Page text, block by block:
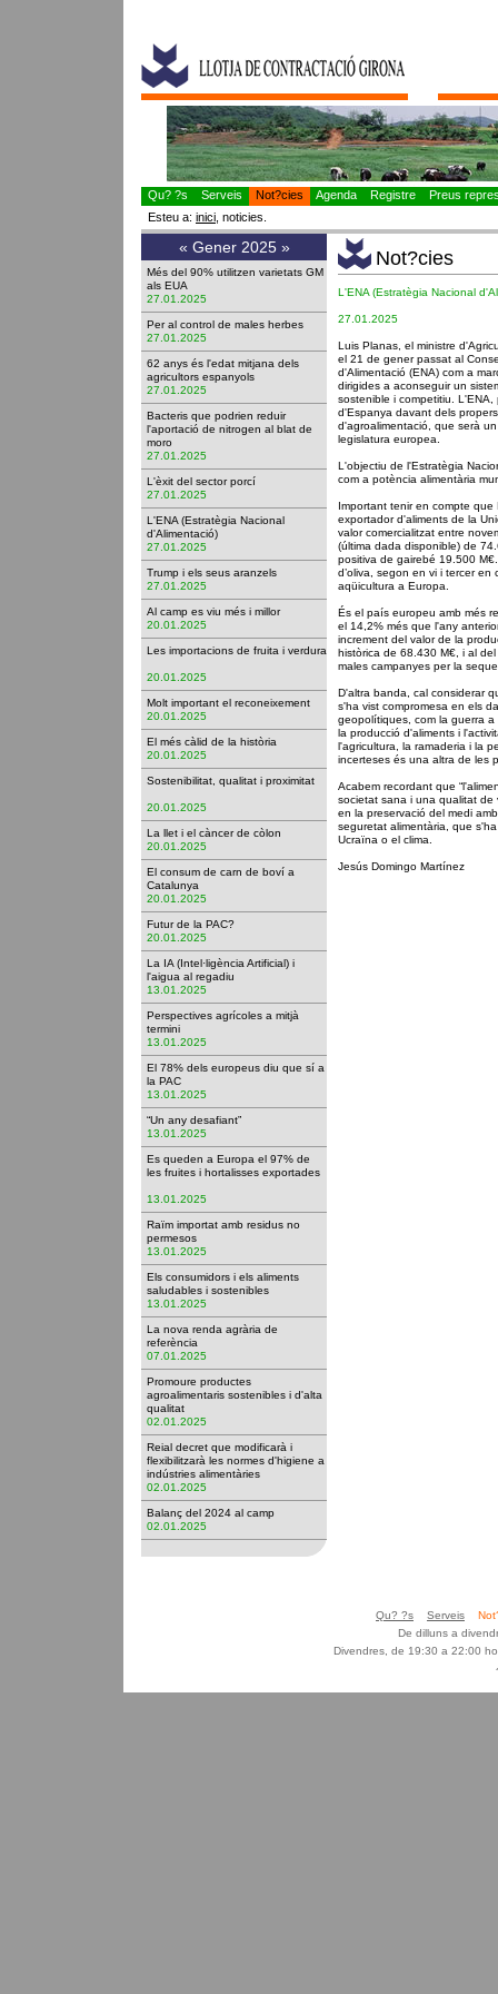
Qu? ?s Serveis Not?cies Agenda Registre
Preus
Esteu a: inici , noticies.
« Gener 2025 »
Més del 90% utilitzen varietats GM
als EUA
27.01.2025
Per al control de males herbes
27.01.2025
62 anys és l'edat mitjana dels
agricultors espanyols
27.01.2025
Bacteris que podrien reduir
l'aportació de nitrogen al blat de
moro
27.01.2025
L'èxit del sector porcí
27.01.2025
L'ENA (Estratègia Nacional
d'Alimentació)
27.01.2025
Trump i els seus aranzels
27.01.2025
Al camp es viu més i millor
20.01.2025
Les importacions de fruita i verdura
20.01.2025
Molt important el reconeixement
20.01.2025
El més càlid de la història
20.01.2025
Sostenibilitat, qualitat i proximitat
20.01.2025
La llet i el càncer de còlon
20.01.2025
El consum de carn de boví a
Catalunya
20.01.2025
Futur de la PAC?
20.01.2025
La IA (Intel·ligència Artificial) i
l'aigua al regadiu
13.01.2025
Perspectives agrícoles a mitjà
termini
13.01.2025
El 78% dels europeus diu que sí a
la PAC
13.01.2025
“Un any desafiant”
13.01.2025
Es queden a Europa el 97% de
les fruites i hortalisses exportades
13.01.2025
Raïm importat amb residus no
permesos
13.01.2025
Els consumidors i els aliments
saludables i sostenibles
13.01.2025
La nova renda agrària de
referència
07.01.2025
Promoure productes
agroalimentaris sostenibles i d'alta
qualitat
02.01.2025
Reial decret que modificarà i
flexibilitzarà les normes d'higiene a
indústries alimentàries
02.01.2025
Balanç del 2024 al camp
02.01.2025
Not?cies
L'ENA (Estratègia Nacional
27.01.2025
Luis Planas, el ministre
el 21 de gener passat al
d'Alimentació (ENA) com a
dirigides a aconseguir un
sostenible i competitiu.
d'Espanya davant dels
d'agroalimentació, que serà
legislatura europea.
L'objectiu de l'Estratègia
com a potència alimentària
Important tenir en compte
exportador d'aliments de la
valor comercialitzat entre
(última dada disponible) de
positiva de gairebé 19.500
d’oliva, segon en vi i tercer
aqüicultura a Europa.
És el país europeu amb més
el 14,2% més que l'any
increment del valor de la
històrica de 68.430 M€, i al
males campanyes per la
D'altra banda, cal considerar
s'ha vist compromesa en els
geopolítiques, com la guerra
la producció d'aliments i
l'agricultura, la ramaderia i la
incerteses és una altra de les
Acabem recordant que
societat sana i una qualitat de
en la preservació del medi
seguretat alimentària, que
Ucraïna o el clima.
Jesús Domingo Martínez
Qu? ?s Serveis
De dilluns a
Divendres, de 19:30 a 22:00